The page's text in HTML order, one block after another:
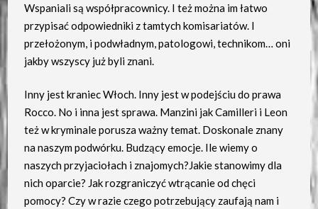
Wspaniali są współpracownicy. I też można im łatwo
przypisać odpowiedniki z tamtych komisariatów. I
przełożonym, i podwładnym, patologowi, technikom… oni
jakby wszyscy już byli znani.
Inny jest kraniec Włoch. Inny jest w podejściu do prawa
Rocco. No i inna jest sprawa. Manzini jak Camilleri i Leon
też w kryminale porusza ważny temat. Doskonale znany
na naszym podwórku. Budzący emocje. Ile wiemy o
naszych przyjaciołach i znajomych?Jakie stanowimy dla
nich oparcie? Jak rozgraniczyć wtrącanie od chęci
pomocy? Czy w razie czego potrzebujący zaufają nam i